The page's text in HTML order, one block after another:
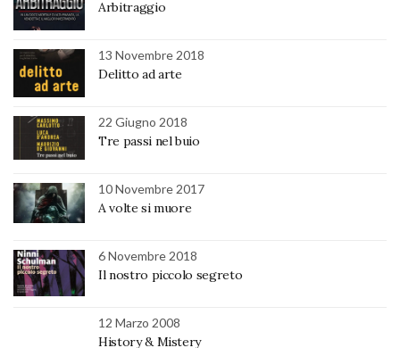
Arbitraggio
13 Novembre 2018
Delitto ad arte
22 Giugno 2018
Tre passi nel buio
10 Novembre 2017
A volte si muore
6 Novembre 2018
Il nostro piccolo segreto
12 Marzo 2008
History & Mistery